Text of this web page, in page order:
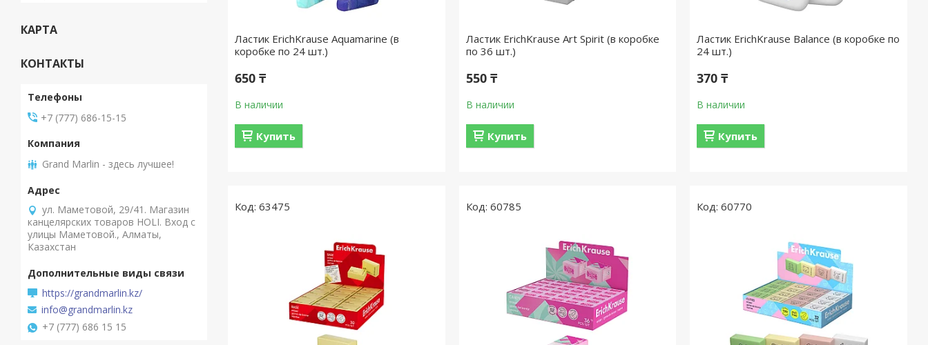
Ластик ErichKrause Aquamarine (в
коробке по 24 шт.)
650 ₸
В наличии
Купить
Ластик ErichKrause Art Spirit (в коробке
по 36 шт.)
550 ₸
В наличии
Купить
Ластик ErichKrause Balance (в коробке по
24 шт.)
370 ₸
В наличии
Купить
63475 60785 60770
КАРТА
КОНТАКТЫ
+7 (777) 686-15-15
Grand Marlin - здесь лучшее!
ул. Маметовой, 29/41. Магазин
канцелярских товаров HOLI. Вход с
улицы Маметовой., Алматы,
Казахстан
https://grandmarlin.kz/
info@grandmarlin.kz
+7 (777) 686 15 15